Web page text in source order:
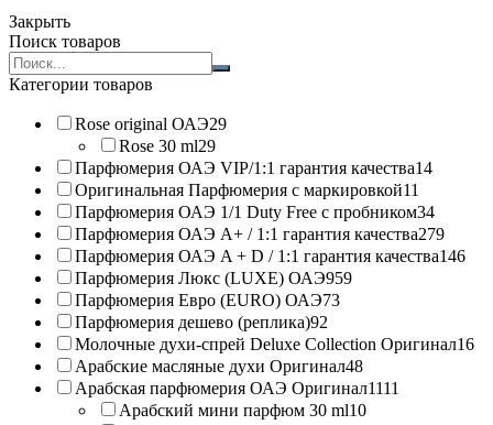
Закрыть
Поиск товаров
Search
products:
Категории товаров
Rose original ОАЭ29
Rose 30 ml29
Парфюмерия ОАЭ VIP/1:1 гарантия качества14
Оригинальная Парфюмерия с маркировкой11
Парфюмерия ОАЭ 1/1 Duty Free с пробником34
Парфюмерия ОАЭ A+ / 1:1 гарантия качества279
Парфюмерия ОАЭ A + D / 1:1 гарантия качества146
Парфюмерия Люкс (LUXE) ОАЭ959
Парфюмерия Евро (EURO) ОАЭ73
Парфюмерия дешево (реплика)92
Молочные духи-спрей Deluxe Collection Оригинал16
Арабские масляные духи Оригинал48
Арабская парфюмерия ОАЭ Оригинал1111
Арабский мини парфюм 30 ml10